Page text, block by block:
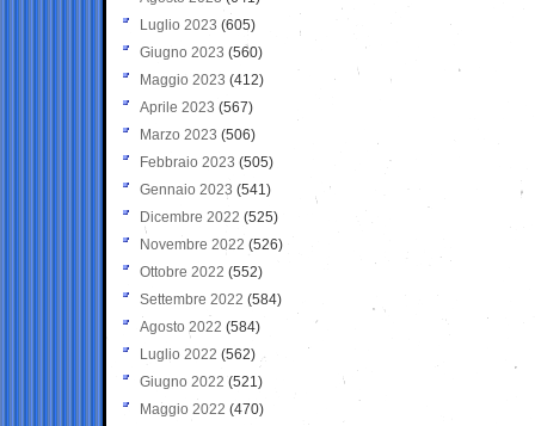
Luglio 2023 (605)
Giugno 2023 (560)
Maggio 2023 (412)
Aprile 2023 (567)
Marzo 2023 (506)
Febbraio 2023 (505)
Gennaio 2023 (541)
Dicembre 2022 (525)
Novembre 2022 (526)
Ottobre 2022 (552)
Settembre 2022 (584)
Agosto 2022 (584)
Luglio 2022 (562)
Giugno 2022 (521)
Maggio 2022 (470)